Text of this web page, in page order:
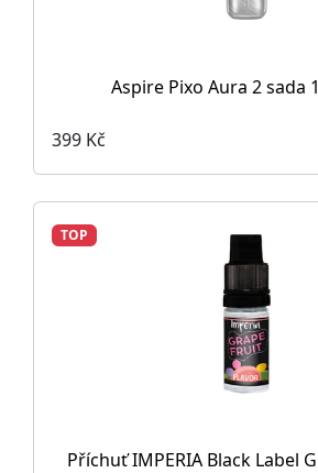
Aspire Pixo Aura 2 sada
399 Kč
TOP
Příchuť IMPERIA Black Label